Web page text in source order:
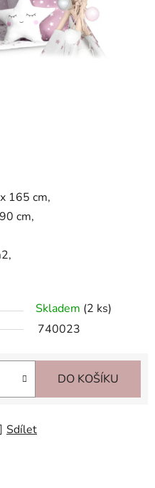
165 cm,
cm,
Skladem (2 ks)
740023
DO KOŠÍKU
Sdílet